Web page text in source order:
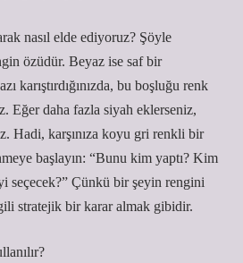
nasıl elde ediyoruz? Şöyle
özüdür. Beyaz ise saf bir
karıştırdığınızda, bu boşluğu renk
Eğer daha fazla siyah eklerseniz,
Hadi, karşınıza koyu gri renkli bir
başlayın: “Bunu kim yaptı? Kim
seçecek?” Çünkü bir şeyin rengini
stratejik bir karar almak gibidir.